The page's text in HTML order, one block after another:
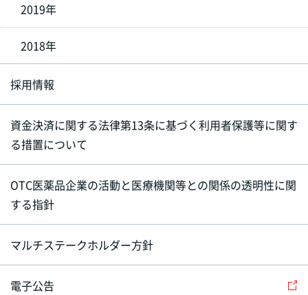
2019年
2018年
採用情報
資金決済に関する法律第13条に基づく利用者保護等に関す
る措置について
OTC医薬品企業の活動と医療機関等との関係の透明性に関
する指針
マルチステークホルダー方針
電子公告